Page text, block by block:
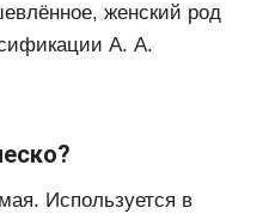
женский род
А. А.
Используется в